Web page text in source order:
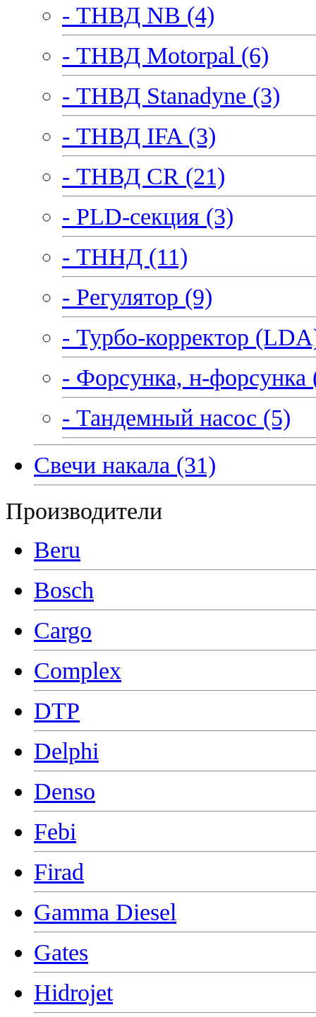
- ТНВД NB (4)
- ТНВД Motorpal (6)
- ТНВД Stanadyne (3)
- ТНВД IFA (3)
- ТНВД CR (21)
- PLD-секция (3)
- ТННД (11)
- Регулятор (9)
- Турбо-корректор
- Форсунка, н-форсунка
- Тандемный насос (5)
Свечи накала (31)
Производители
Beru
Bosch
Cargo
Complex
DTP
Delphi
Denso
Febi
Firad
Gamma Diesel
Gates
Hidrojet